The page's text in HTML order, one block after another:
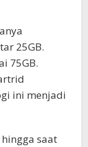
25GB.
75GB.
ini menjadi
saat